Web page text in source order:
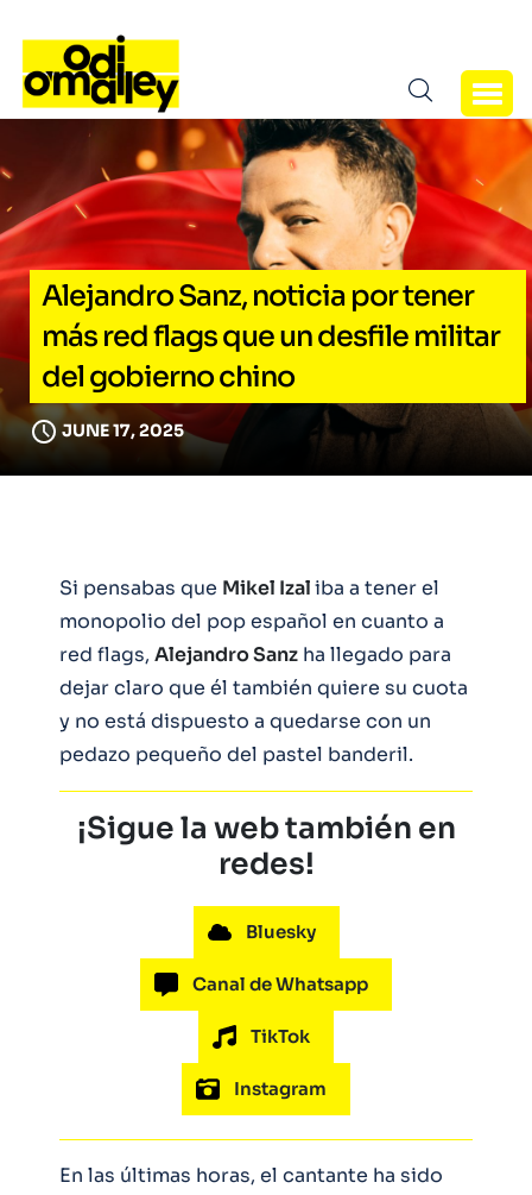
Alejandro Sanz, noticia por tener
más red flags que un desfile militar
del gobierno chino
JUNE 17, 2025
Si pensabas que Mikel Izaliba a tener el
monopolio del pop español en cuanto a
red flags, Alejandro Sanz ha llegado para
dejar claro que él también quiere su cuota
y no está dispuesto a quedarse con un
pedazo pequeño del pastel banderil.
¡Sigue la web también en
redes!
Bluesky
Canal de Whatsapp
TikTok
Instagram
En las últimas horas, el cantante ha sido